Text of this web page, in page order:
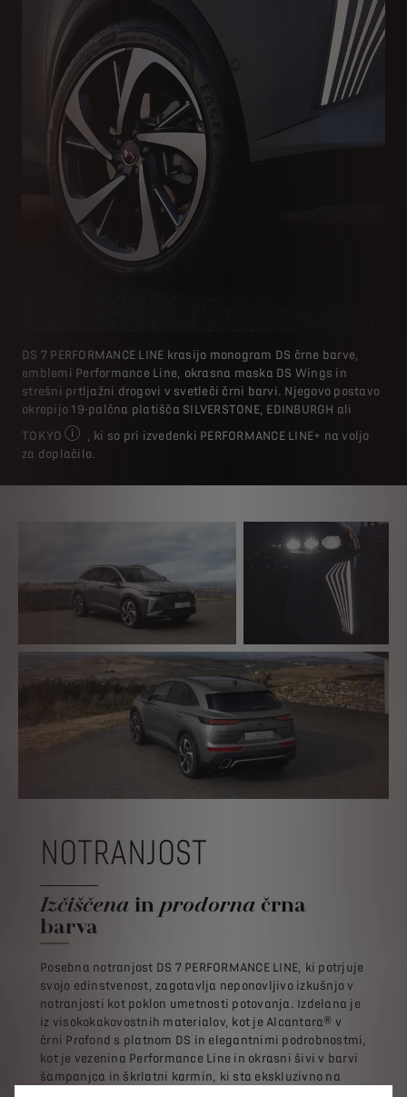
DS 7 PERFORMANCE LINE krasijo monogram DS črne barve,
emblemi Performance Line, okrasna maska DS Wings in
strešni prtljažni drogovi v svetleči črni barvi. Njegovo postavo
okrepijo 19-palčna platišča SILVERSTONE, EDINBURGH ali
TOKYO
Model na priloženi sliki
, ki so pri izvedenki PERFORMANCE LINE+ na voljo
za doplačilo.
NOTRANJOST
Izčiščena in prodorna črna
barva
Posebna notranjost DS 7 PERFORMANCE LINE, ki potrjuje
svojo edinstvenost, zagotavlja neponovljivo izkušnjo v
notranjosti kot poklon umetnosti potovanja. Izdelana je
iz visokokakovostnih materialov, kot je Alcantara® v
črni Profond s platnom DS in elegantnimi podrobnostmi,
kot je vezenina Performance Line in okrasni šivi v barvi
šampanjca in škrlatni karmin, ki sta ekskluzivno na